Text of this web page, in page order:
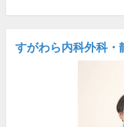
すがわら内科外科・